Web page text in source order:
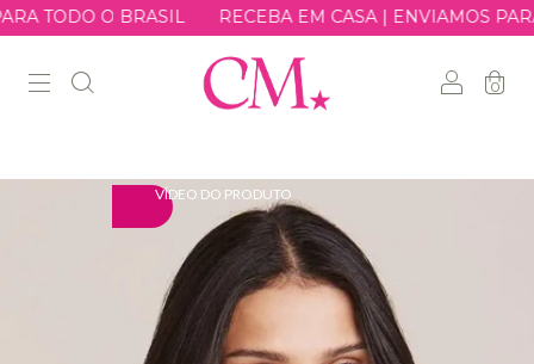
RECEBA EM CASA | ENVIAMOS PARA TODO O BRASIL
0